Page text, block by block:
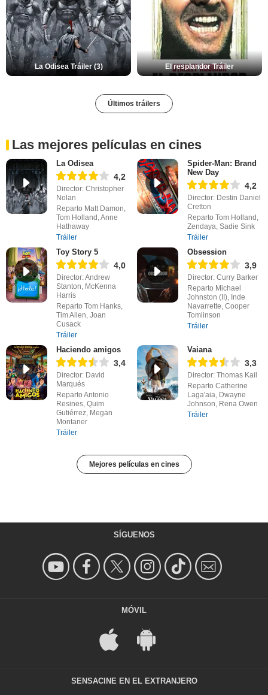
La Odisea Tráiler (3) El resplandor Tráiler
Últimos tráilers
Las mejores películas en cines
La Odisea
4,2
Director: Christopher
Nolan
Reparto Matt Damon,
Tom Holland, Anne
Hathaway
Tráiler
Spider-Man: Brand
New Day
4,2
Director: Destin Daniel
Cretton
Reparto Tom Holland,
Zendaya, Sadie Sink
Tráiler
Toy Story 5
4,0
Director: Andrew
Stanton, McKenna
Harris
Reparto Tom Hanks,
Tim Allen, Joan
Cusack
Tráiler
Obsession
3,9
Director: Curry Barker
Reparto Michael
Johnston (II), Inde
Navarrette, Cooper
Tomlinson
Tráiler
Haciendo amigos
3,4
Director: David
Marqués
Reparto Antonio
Resines, Quim
Gutiérrez, Megan
Montaner
Tráiler
Vaiana
3,3
Director: Thomas Kail
Reparto Catherine
Laga'aia, Dwayne
Johnson, Rena Owen
Tráiler
Mejores películas en cines
SÍGUENOS
MÓVIL
SENSACINE EN EL EXTRANJERO